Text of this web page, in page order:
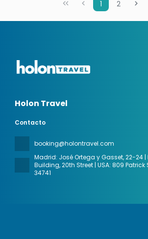
1 2
Holon Travel
Contacto
booking@holontravel.com
Madrid: José Ortega y Gasset, 22-24
Building, 20th Street | USA: 809 Patrick
34741